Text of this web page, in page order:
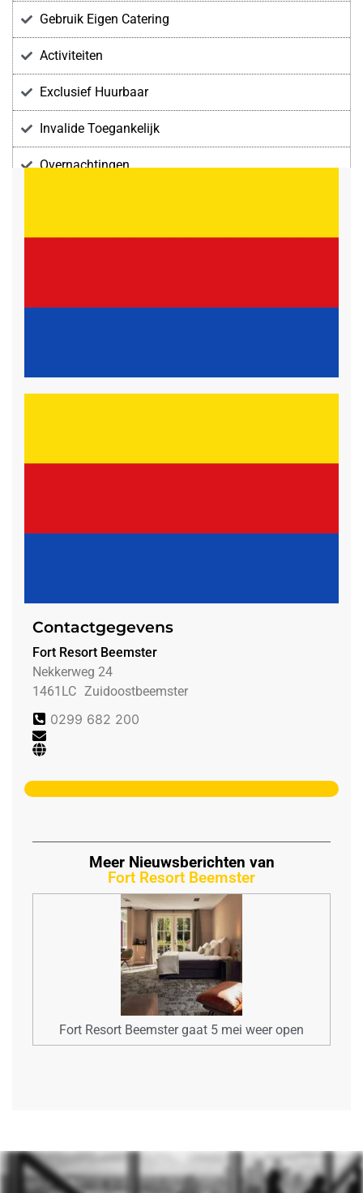
Gebruik Eigen Catering
Activiteiten
Exclusief Huurbaar
Invalide Toegankelijk
Overnachtingen
Contactgegevens
Fort Resort Beemster
Nekkerweg 24
1461LC Zuidoostbeemster
0299 682 200
Meer Nieuwsberichten van
Fort Resort Beemster
Fort Resort Beemster gaat 5 mei weer open